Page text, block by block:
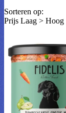
Sorteren op:
Prijs Laag > Hoog